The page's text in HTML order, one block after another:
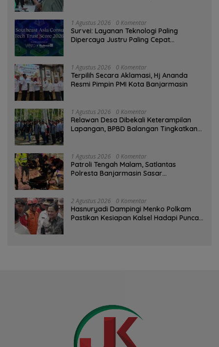
1 Agustus 2026 0 Komentar
Survei: Layanan Teknologi Paling
Dipercaya Justru Paling Cepat
1 Agustus 2026 0 Komentar
‎Terpilih Secara Aklamasi, Hj Ananda
Resmi Pimpin PMI Kota Banjarmasin
1 Agustus 2026 0 Komentar
Relawan Desa Dibekali Keterampilan
Lapangan, BPBD Balangan Tingkatkan
1 Agustus 2026 0 Komentar
Patroli Tengah Malam, Satlantas
Polresta Banjarmasin Sasar
2 Agustus 2026 0 Komentar
Hasnuryadi Dampingi Menko Polkam
Pastikan Kesiapan Kalsel Hadapi Puncak